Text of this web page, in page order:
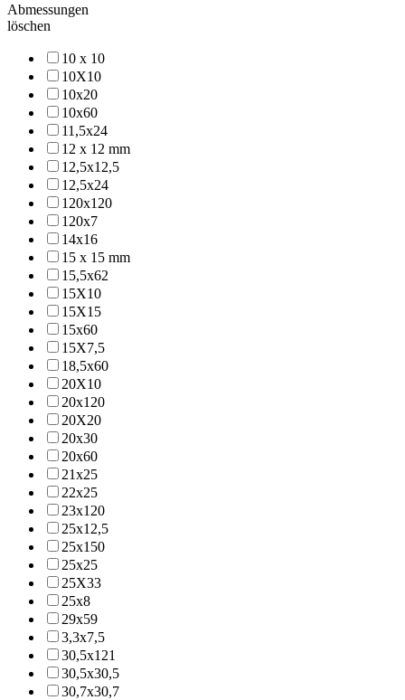
Abmessungen
löschen
10 x 10
10X10
10x20
10x60
11,5x24
12 x 12 mm
12,5x12,5
12,5x24
120x120
120x7
14x16
15 x 15 mm
15,5x62
15X10
15X15
15x60
15X7,5
18,5x60
20X10
20x120
20X20
20x30
20x60
21x25
22x25
23x120
25x12,5
25x150
25x25
25X33
25x8
29x59
3,3x7,5
30,5x121
30,5x30,5
30,7x30,7